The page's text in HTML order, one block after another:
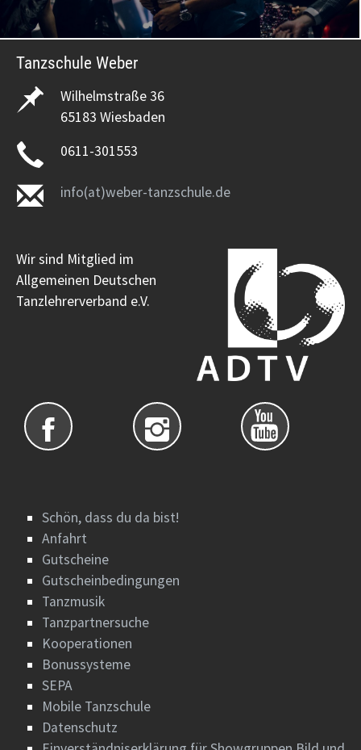
Tanzschule Weber
Wilhelmstraße 36
65183 Wiesbaden
0611-301553
info(at)weber-tanzschule.de
Wir sind Mitglied im
Allgemeinen Deutschen
Tanzlehrerverband e.V.
Schön, dass du da bist!
Anfahrt
Gutscheine
Gutscheinbedingungen
Tanzmusik
Tanzpartnersuche
Kooperationen
Bonussysteme
SEPA
Mobile Tanzschule
Datenschutz